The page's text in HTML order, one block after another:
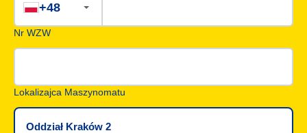
+48
Nr WZW
Lokalizajca Maszynomatu
Oddział Kraków 2